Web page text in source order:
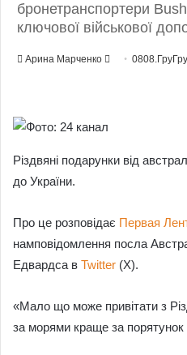
бронетранспортери
ключової військової
Арина Марченко
Send
Різдвяні подарунки від
до України.
Про це розповідає Первая
намповідомлення посла
Едвардса в Twitter (X).
«Мало що може привітати з
за морями краще за порятунок